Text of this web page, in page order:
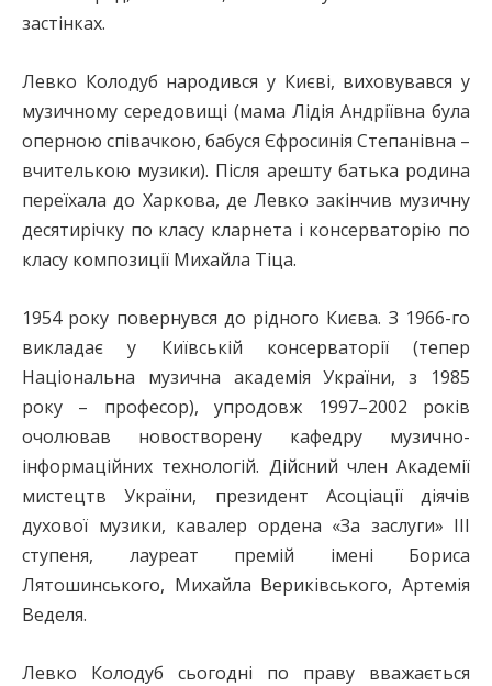
застінках.
Левко Колодуб народився у Києві, виховувався у
музичному середовищі (мама Лідія Андріївна була
оперною співачкою, бабуся Єфросинія Степанівна –
вчителькою музики). Після арешту батька родина
переїхала до Харкова, де Левко закінчив музичну
десятирічку по класу кларнета і консерваторію по
класу композиції Михайла Тіца.
1954 року повернувся до рідного Києва. З 1966-го
викладає у Київській консерваторії (тепер
Національна музична академія України, з 1985
року – професор), упродовж 1997–2002 років
очолював новостворену кафедру музично-
інформаційних технологій. Дійсний член Академії
мистецтв України, президент Асоціації діячів
духової музики, кавалер ордена «За заслуги» ІІІ
ступеня, лауреат премій імені Бориса
Лятошинського, Михайла Вериківського, Артемія
Веделя.
Левко Колодуб сьогодні по праву вважається